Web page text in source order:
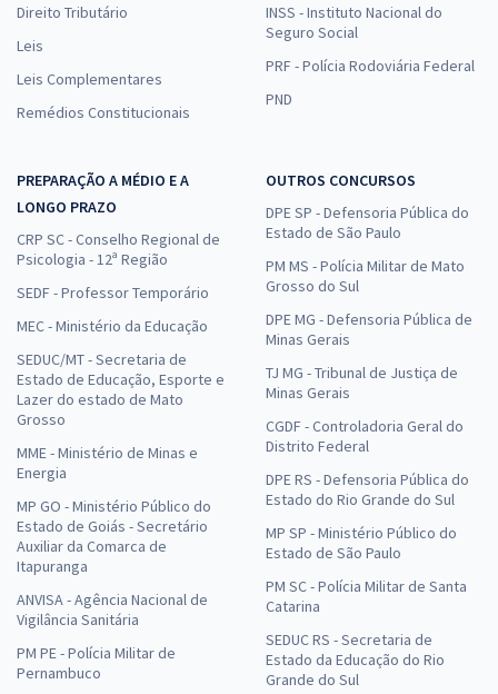
Direito Tributário
Leis
Leis Complementares
Remédios Constitucionais
INSS - Instituto Nacional do
Seguro Social
PRF - Polícia Rodoviária Federal
PND
PREPARAÇÃO A MÉDIO E A
LONGO PRAZO
CRP SC - Conselho Regional de
Psicologia - 12ª Região
SEDF - Professor Temporário
MEC - Ministério da Educação
SEDUC/MT - Secretaria de
Estado de Educação, Esporte e
Lazer do estado de Mato
Grosso
MME - Ministério de Minas e
Energia
MP GO - Ministério Público do
Estado de Goiás - Secretário
Auxiliar da Comarca de
Itapuranga
ANVISA - Agência Nacional de
Vigilância Sanitária
PM PE - Polícia Militar de
Pernambuco
OUTROS CONCURSOS
DPE SP - Defensoria Pública do
Estado de São Paulo
PM MS - Polícia Militar de Mato
Grosso do Sul
DPE MG - Defensoria Pública de
Minas Gerais
TJ MG - Tribunal de Justiça de
Minas Gerais
CGDF - Controladoria Geral do
Distrito Federal
DPE RS - Defensoria Pública do
Estado do Rio Grande do Sul
MP SP - Ministério Público do
Estado de São Paulo
PM SC - Polícia Militar de Santa
Catarina
SEDUC RS - Secretaria de
Estado da Educação do Rio
Grande do Sul